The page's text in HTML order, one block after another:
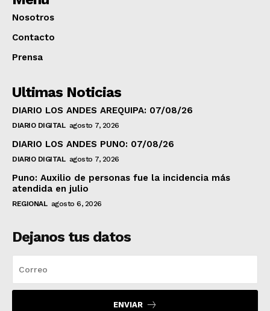
Nosotros
Contacto
Prensa
Ultimas Noticias
DIARIO LOS ANDES AREQUIPA: 07/08/26
DIARIO DIGITAL agosto 7, 2026
DIARIO LOS ANDES PUNO: 07/08/26
DIARIO DIGITAL agosto 7, 2026
Puno: Auxilio de personas fue la incidencia más
atendida en julio
REGIONAL agosto 6, 2026
Dejanos tus datos
ENVIAR